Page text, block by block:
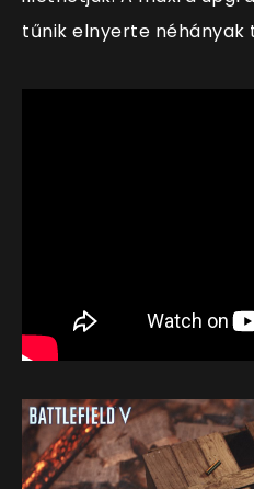
tűnik elnyerte néhányak